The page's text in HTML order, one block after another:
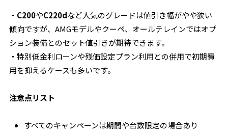
・ C200やC220dなど人気のグレードは値引き幅がやや狭い
傾向ですが、AMGモデルやクーペ、オールテレインではオプ
ション装備とのセット値引きが期待できます。
・特別低金利ローンや残価設定プラン利用との併用で初期費
用を抑えるケースも多いです。
注意点リスト
すべてのキャンペーンは期間や台数限定の場合あり